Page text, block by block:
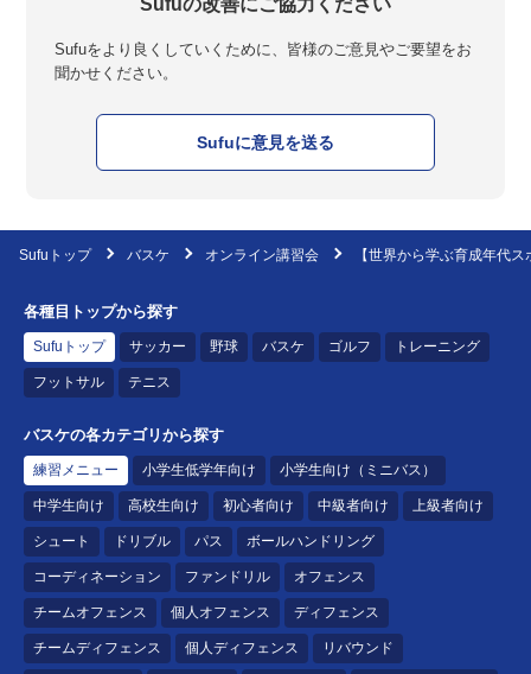
Sufuの改善にご協力ください
Sufuをより良くしていくために、皆様のご意見やご要望をお
聞かせください。
Sufuに意見を送る
Sufuトップ バスケ オンライン講習会 【世界から学ぶ育成年代
各種目トップから探す
Sufuトップ サッカー 野球 バスケ ゴルフ トレーニング
フットサル テニス
バスケの各カテゴリから探す
練習メニュー 小学生低学年向け 小学生向け（ミニバス）
中学生向け 高校生向け 初心者向け 中級者向け 上級者向け
シュート ドリブル パス ボールハンドリング
コーディネーション ファンドリル オフェンス
チームオフェンス 個人オフェンス ディフェンス
チームディフェンス 個人ディフェンス リバウンド